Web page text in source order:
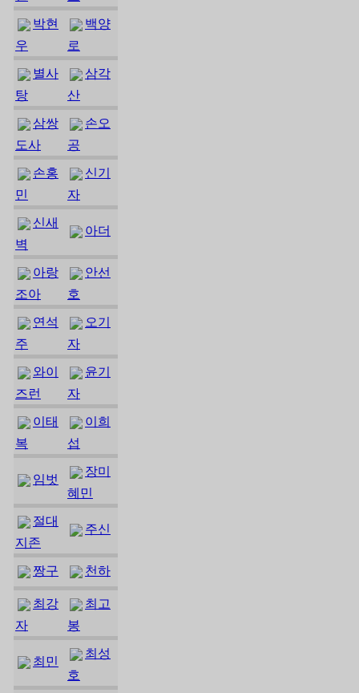
박현
우
백양
로
별사
탕
삼각
산
삼쌍
도사
손오
공
손홍
민
신기
자
신새
벽
아더
아랑
조아
안선
호
연석
주
오기
자
와이
즈런
윤기
자
이태
복
이희
섭
임벗
장미
혜민
절대
지존
주신
짱구 천하
최강
자
최고
봉
최민
최성
호